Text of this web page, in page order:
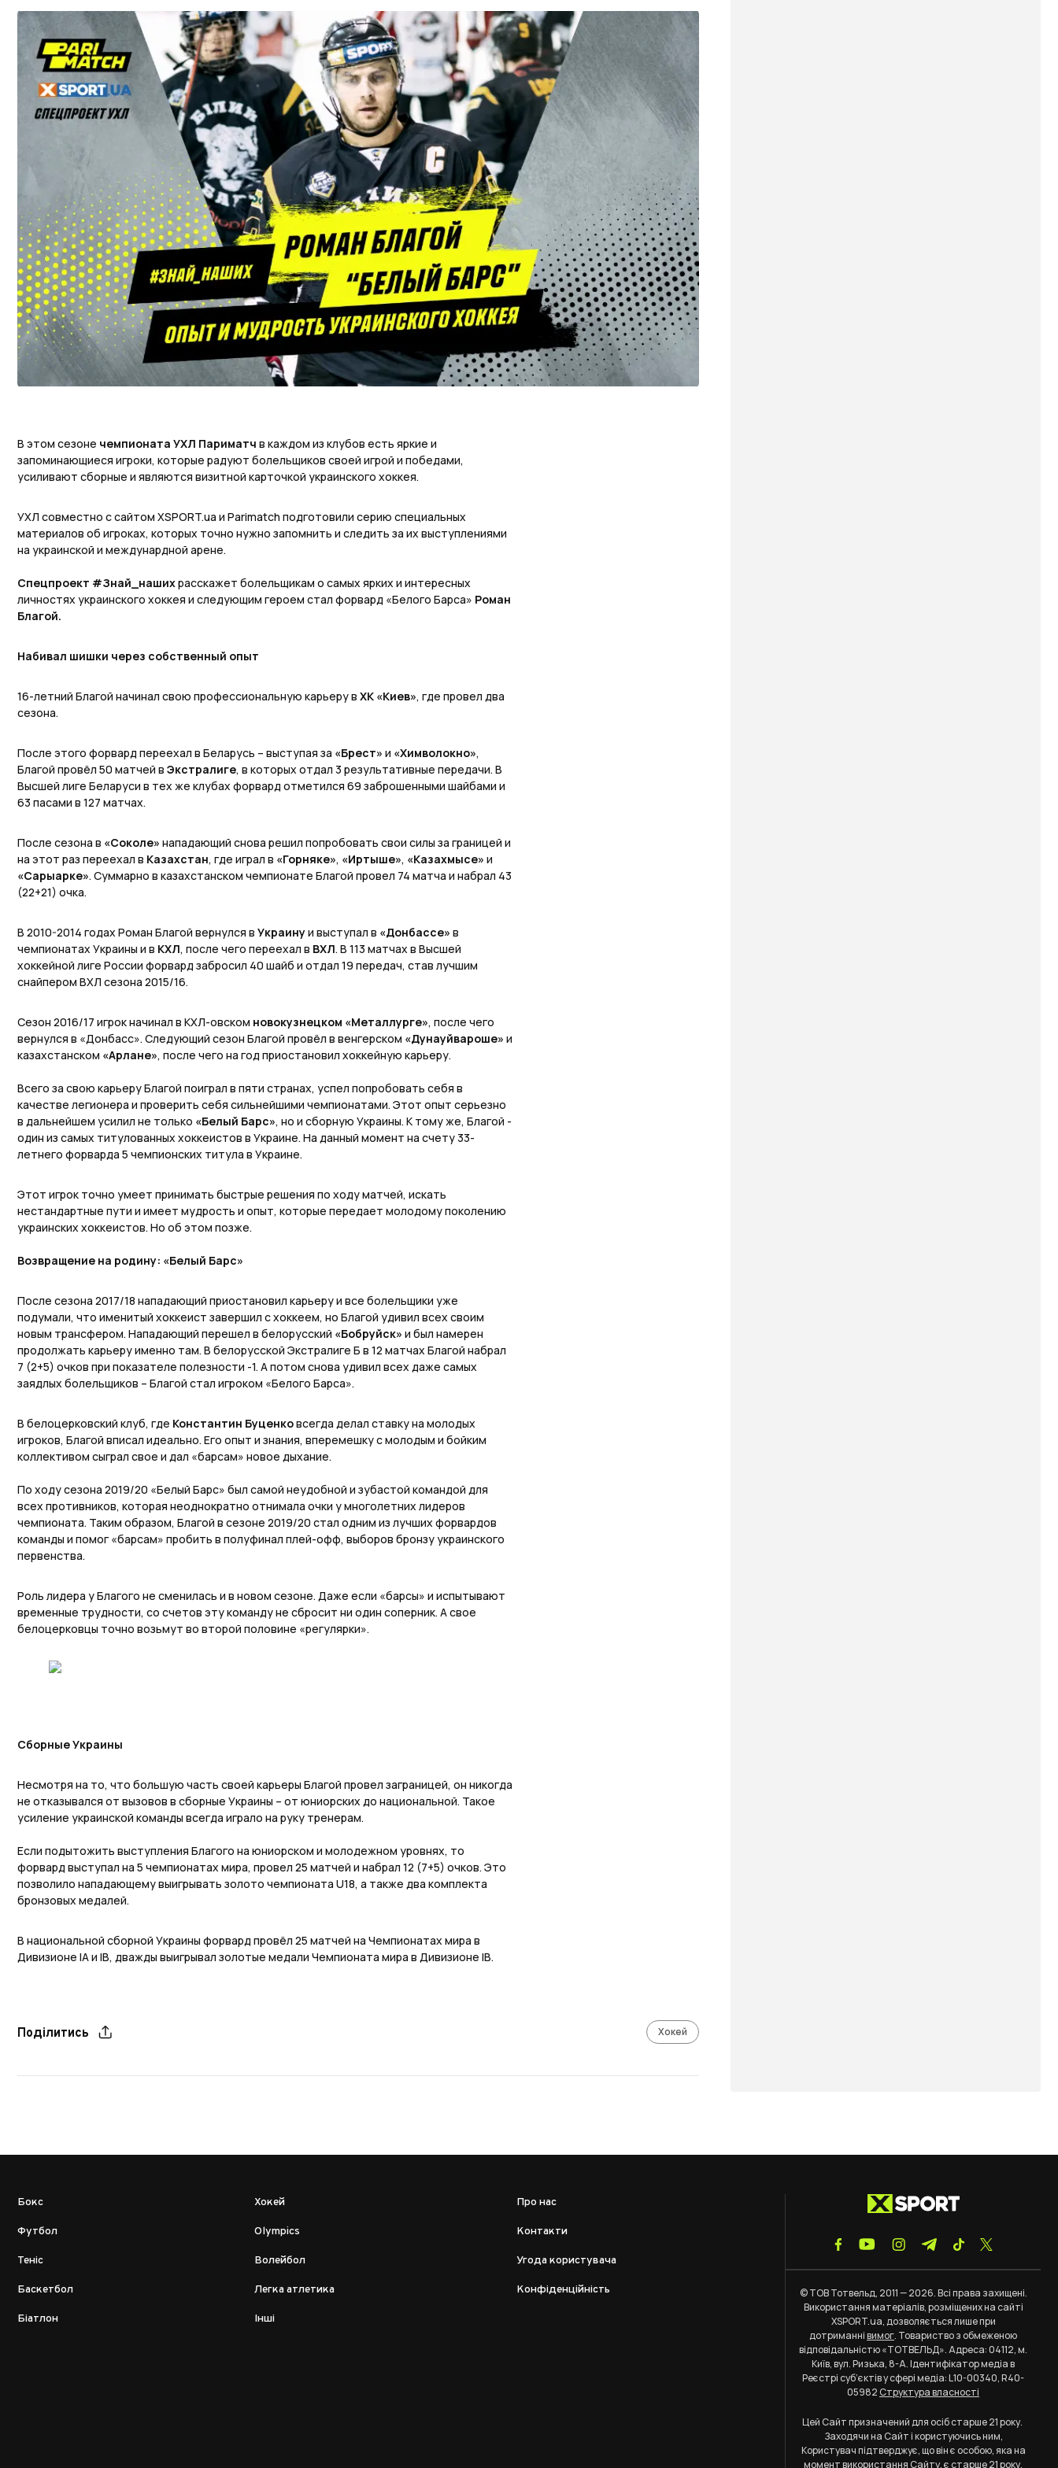
В этом сезоне чемпионата УХЛ Париматч в каждом из клубов есть яркие и
запоминающиеся игроки, которые радуют болельщиков своей игрой и победами,
усиливают сборные и являются визитной карточкой украинского хоккея.
УХЛ совместно с сайтом XSPORT.ua и Parimatch подготовили серию специальных
материалов об игроках, которых точно нужно запомнить и следить за их выступлениями
на украинской и междунардной арене.
Спецпроект #Знай_нашихрасскажет болельщикам о самых ярких и интересных
личностях украинского хоккея и следующим героем стал форвард «Белого Барса» Роман
Благой.
Набивал шишки через собственный опыт
16-летний Благой начинал свою профессиональную карьеру в ХК «Киев», где провел два
сезона.
После этого форвард переехал в Беларусь – выступая за «Брест» и «Химволокно»,
Благой провёл 50 матчей в Экстралиге, в которых отдал 3 результативные передачи. В
Высшей лиге Беларуси в тех же клубах форвард отметился 69 заброшенными шайбами и
63 пасами в 127 матчах.
После сезона в «Соколе» нападающий снова решил попробовать свои силы за границей и
на этот раз переехал в Казахстан, где играл в «Горняке», «Иртыше», «Казахмысе» и
«Сарыарке». Суммарно в казахстанском чемпионате Благой провел 74 матча и набрал 43
(22+21) очка.
В 2010-2014 годах Роман Благой вернулся в Украинуи выступал в «Донбассе» в
чемпионатах Украины и в КХЛ, после чего переехал в ВХЛ. В 113 матчах в Высшей
хоккейной лиге России форвард забросил 40 шайб и отдал 19 передач, став лучшим
снайпером ВХЛ сезона 2015/16.
Сезон 2016/17 игрок начинал в КХЛ-овском новокузнецком «Металлурге», после чего
вернулся в «Донбасс». Следующий сезон Благой провёл в венгерском «Дунауйвароше» и
казахстанском «Арлане», после чего на год приостановил хоккейную карьеру.
Всего за свою карьеру Благой поиграл в пяти странах, успел попробовать себя в
качестве легионера и проверить себя сильнейшими чемпионатами. Этот опыт серьезно
в дальнейшем усилил не только «Белый Барс», но и сборную Украины. К тому же, Благой -
один из самых титулованных хоккеистов в Украине. На данный момент на счету 33-
летнего форварда 5 чемпионских титула в Украине.
Этот игрок точно умеет принимать быстрые решения по ходу матчей, искать
нестандартные пути и имеет мудрость и опыт, которые передает молодому поколению
украинских хоккеистов. Но об этом позже.
Возвращение на родину: «Белый Барс»
После сезона 2017/18 нападающий приостановил карьеру и все болельщики уже
подумали, что именитый хоккеист завершил с хоккеем, но Благой удивил всех своим
новым трансфером. Нападающий перешел в белорусский «Бобруйск» и был намерен
продолжать карьеру именно там. В белорусской Экстралиге Б в 12 матчах Благой набрал
7 (2+5) очков при показателе полезности -1. А потом снова удивил всех даже самых
заядлых болельщиков – Благой стал игроком «Белого Барса».
В белоцерковский клуб, где Константин Буценковсегда делал ставку на молодых
игроков, Благой вписал идеально. Его опыт и знания, вперемешку с молодым и бойким
коллективом сыграл свое и дал «барсам» новое дыхание.
По ходу сезона 2019/20 «Белый Барс» был самой неудобной и зубастой командой для
всех противников, которая неоднократно отнимала очки у многолетних лидеров
чемпионата. Таким образом, Благой в сезоне 2019/20 стал одним из лучших форвардов
команды и помог «барсам» пробить в полуфинал плей-офф, выборов бронзу украинского
первенства.
Роль лидера у Благого не сменилась и в новом сезоне. Даже если «барсы» и испытывают
временные трудности, со счетов эту команду не сбросит ни один соперник. А свое
белоцерковцы точно возьмут во второй половине «регулярки».
Сборные Украины
Несмотря на то, что большую часть своей карьеры Благой провел заграницей, он никогда
не отказывался от вызовов в сборные Украины – от юниорских до национальной. Такое
усиление украинской команды всегда играло на руку тренерам.
Если подытожить выступления Благого на юниорском и молодежном уровнях, то
форвард выступал на 5 чемпионатах мира, провел 25 матчей и набрал 12 (7+5) очков. Это
позволило нападающему выигрывать золото чемпионата U18, а также два комплекта
бронзовых медалей.
В национальной сборной Украины форвард провёл 25 матчей на Чемпионатах мира в
Дивизионе IА и IB, дважды выигрывал золотые медали Чемпионата мира в Дивизионе IB.
Поділитись Хокей
Бокс
Футбол
Теніс
Баскетбол
Біатлон
Хокей
Olympics
Волейбол
Легка атлетика
Інші
Про нас
Контакти
Угода користувача
Конфіденційність
© ТОВ Тотвельд, 2011 — 2026. Всі права захищені.
Використання матеріалів, розміщених на сайті
XSPORT.ua, дозволяється лише при
дотриманнівимог. Товариство з обмеженою
відповідальністю «ТОТВЕЛЬД». Адреса: 04112, м.
Київ, вул. Ризька, 8-А. Ідентифікатор медіа в
Реєстрі суб’єктів у сфері медіа: L10-00340, R40-
05982Структура власності
Цей Сайт призначений для осіб старше 21 року.
Заходячи на Сайт і користуючись ним,
Користувач підтверджує, що він є особою, яка на
момент використання Сайту, є старше 21 року.